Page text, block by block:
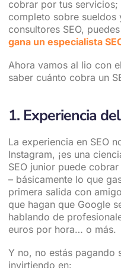
cobrar por tus servicios;
completo sobre sueldos
consultores SEO,
gana un especialista
Ahora vamos al lio con
saber cuánto cobra un
1. Experiencia
La experiencia en SEO
Instagram, ¡es una
SEO junior puede
– básicamente lo que
primera salida con
que hagan que Google
hablando de
euros por hora… o más.
Y no, no estás pagando
invirtiendo en: